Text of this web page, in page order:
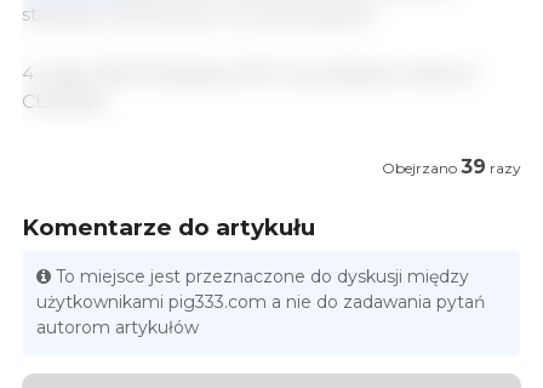
statystyk handlowych i produkcyjnych.
4 maja, 2023/ Redakcja 333 na podstawie danych
CEXGAN.
Obejrzano 39 razy
Komentarze do artykułu
To miejsce jest przeznaczone do dyskusji między
użytkownikami pig333.com a nie do zadawania pytań
autorom artykułów